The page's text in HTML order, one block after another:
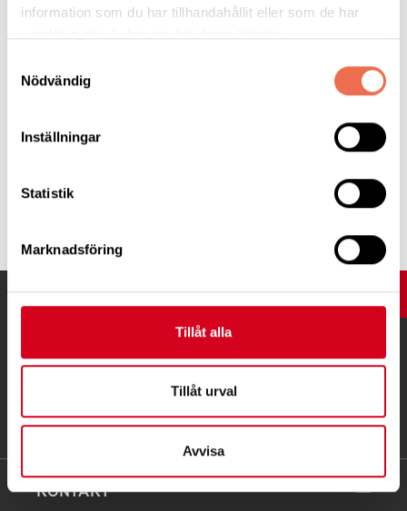
information som du har tillhandahållit eller som de har
Nödvändig
Inställningar
Statistik
Marknadsföring
Tillåt alla
Tillåt urval
Avvisa
Det här är Elin som kommer att leda gruppen
Mitt namn är Elin Holgersson och läser till arbetsterapeut på
Umeå universitet. Vi tänker att arbetsterapeuter finns där för
dig som vill hitta strategier och struktur i din vardag.
Tipsa
UPP
KONTAKT